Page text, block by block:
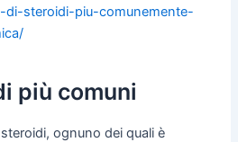
steroidi-piu-comunemente-
più comuni
ognuno dei quali è